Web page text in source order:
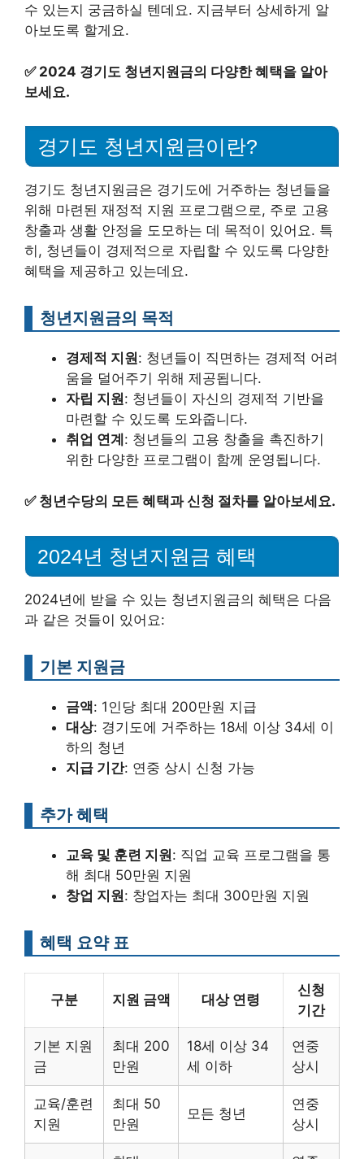
수 있는지 궁금하실 텐데요. 지금부터 상세하게 알
아보도록 할게요.
✅ 2024 경기도 청년지원금의 다양한 혜택을 알아
보세요.
경기도 청년지원금이란?
경기도 청년지원금은 경기도에 거주하는 청년들을
위해 마련된 재정적 지원 프로그램으로, 주로 고용
창출과 생활 안정을 도모하는 데 목적이 있어요. 특
히, 청년들이 경제적으로 자립할 수 있도록 다양한
혜택을 제공하고 있는데요.
청년지원금의 목적
경제적 지원: 청년들이 직면하는 경제적 어려
움을 덜어주기 위해 제공됩니다.
자립 지원: 청년들이 자신의 경제적 기반을
마련할 수 있도록 도와줍니다.
취업 연계 : 청년들의 고용 창출을 촉진하기
위한 다양한 프로그램이 함께 운영됩니다.
✅ 청년수당의 모든 혜택과 신청 절차를 알아보세요.
2024년 청년지원금 혜택
2024년에 받을 수 있는 청년지원금의 혜택은 다음
과 같은 것들이 있어요:
기본 지원금
금액: 1인당 최대 200만원 지급
대상: 경기도에 거주하는 18세 이상 34세 이
하의 청년
지급 기간: 연중 상시 신청 가능
추가 혜택
교육 및 훈련 지원: 직업 교육 프로그램을 통
해 최대 50만원 지원
창업 지원: 창업자는 최대 300만원 지원
혜택 요약 표
구분 지원 금액 대상 연령
신청
기간
기본 지원
금
최대 200
만원
18세 이상 34
세 이하
연중
상시
교육/훈련
지원
최대 50
만원
모든 청년
연중
상시